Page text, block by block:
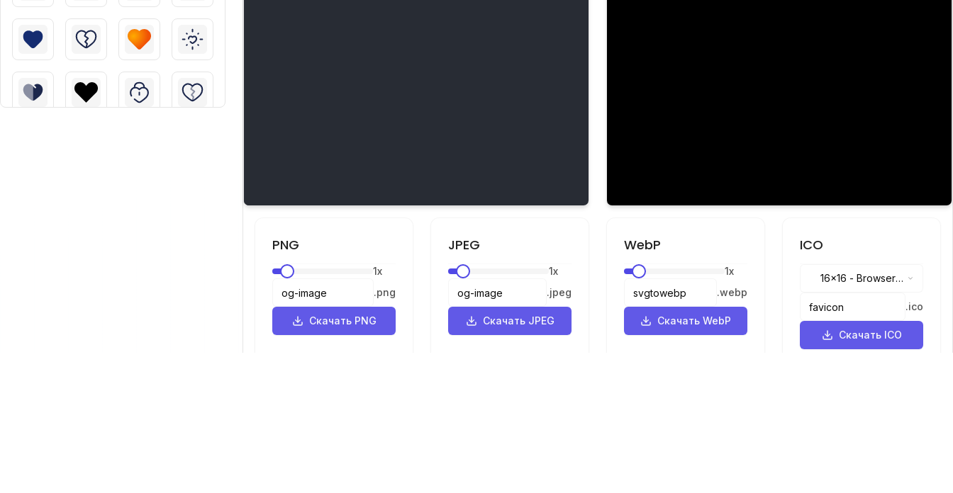
PNG
1x
.png
Скачать PNG
JPEG
1x
.jpeg
Скачать JPEG
WebP
1x
.webp
Скачать WebP
ICO
16x16 -Browser
.ico
Скачать ICO